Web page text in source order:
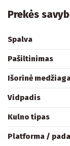
Prekės
Spalva
Pašiltinimas
Išorinė
Vidpadis
Kulno tipas
Platforma /